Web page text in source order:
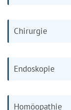
Chirurgie
Endoskopie
Homöopathie